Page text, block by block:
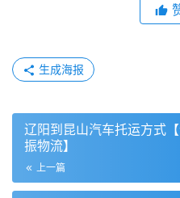
生成海报
辽阳到昆山汽车托运方式
振物流】
上一篇